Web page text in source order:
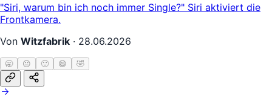
"Siri, warum bin ich noch immer Single?" Siri aktiviert die
Frontkamera.
Von Witzfabrik · 28.06.2026
🥱 😐 🙂 😄 🤣